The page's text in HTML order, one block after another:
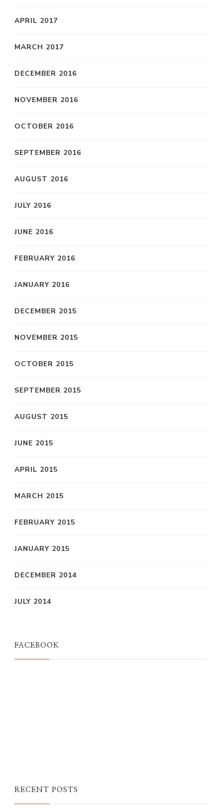
APRIL 2017
MARCH 2017
DECEMBER 2016
NOVEMBER 2016
OCTOBER 2016
SEPTEMBER 2016
AUGUST 2016
JULY 2016
JUNE 2016
FEBRUARY 2016
JANUARY 2016
DECEMBER 2015
NOVEMBER 2015
OCTOBER 2015
SEPTEMBER 2015
AUGUST 2015
JUNE 2015
APRIL 2015
MARCH 2015
FEBRUARY 2015
JANUARY 2015
DECEMBER 2014
JULY 2014
FACEBOOK
RECENT POSTS